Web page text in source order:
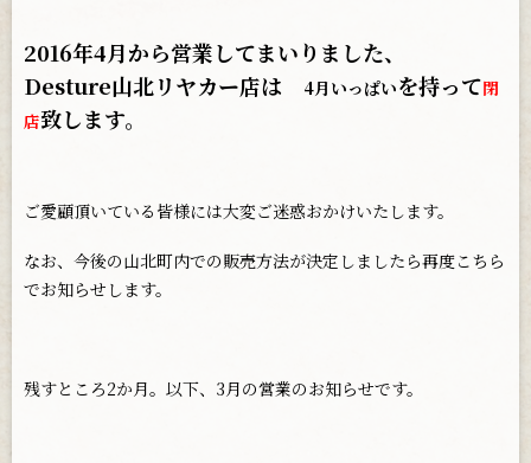
2016年4月から営業してまいりました、
Desture山北リヤカー店は
4月いっぱいを持って閉
店致します。
ご愛顧頂いている皆様には大変ご迷惑おかけいたします。
なお、今後の山北町内での販売方法が決定しましたら再度こちら
でお知らせします。
残すところ2か月。以下、3月の営業のお知らせです。